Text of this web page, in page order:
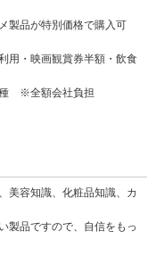
製品が特別価格で購入可
用・映画観賞券半額・飲食
種 ※全額会社負担
美容知識、化粧品知識、カ
製品ですので、自信をもっ